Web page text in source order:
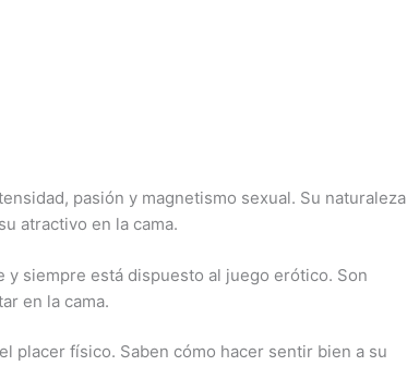
pasión y magnetismo sexual. Su naturaleza
atractivo en la cama.
y siempre está dispuesto al juego erótico. Son
en la cama.
placer físico. Saben cómo hacer sentir bien a su